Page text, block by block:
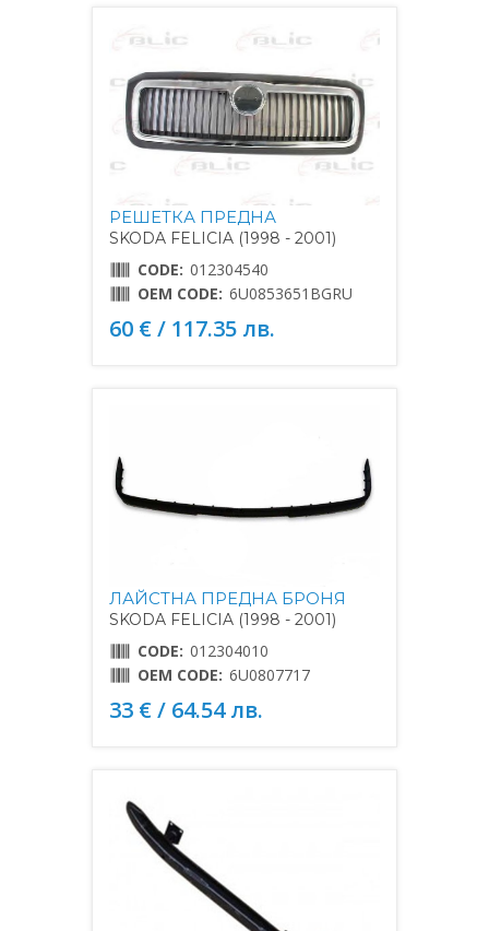
РЕШЕТКА ПРЕДНА
SKODA FELICIA (1998 - 2001)
CODE: 012304540
OEM CODE: 6U0853651BGRU
60 € / 117.35 лв.
ЛАЙСТНА ПРЕДНА БРОНЯ
SKODA FELICIA (1998 - 2001)
CODE: 012304010
OEM CODE: 6U0807717
33 € / 64.54 лв.